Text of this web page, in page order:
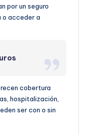
por un seguro
o acceder a
cobertura
hospitalización,
ser con o sin